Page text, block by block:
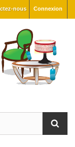
Connexion
nous